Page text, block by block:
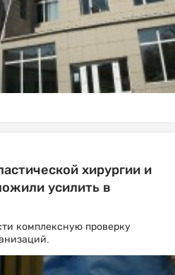
хирургии и
усилить в
комплексную проверку